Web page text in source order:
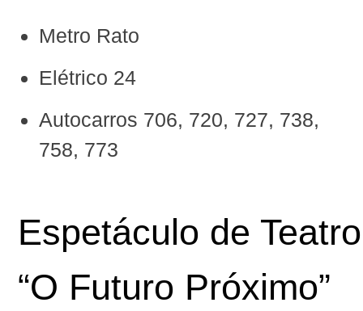
Metro Rato
Elétrico 24
Autocarros 706, 720, 727, 738,
758, 773
Espetáculo de Teatro
“O Futuro Próximo”